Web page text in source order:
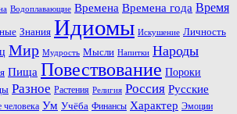
Водоплавающие Времена Времена года Время
Знания Идиомы Искушение Личность
Мир Мудрость Мысли Напитки Народы
Пища Повествование Пороки
Разное Растения Религия Россия Русские
человека Ум Учёба Финансы Характер Эмоции